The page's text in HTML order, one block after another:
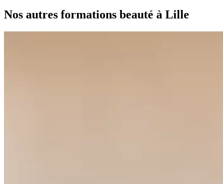
Nos autres formations beauté à Lille